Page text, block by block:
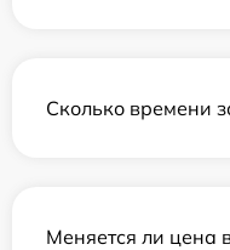
Сколько времени
Меняется ли цена